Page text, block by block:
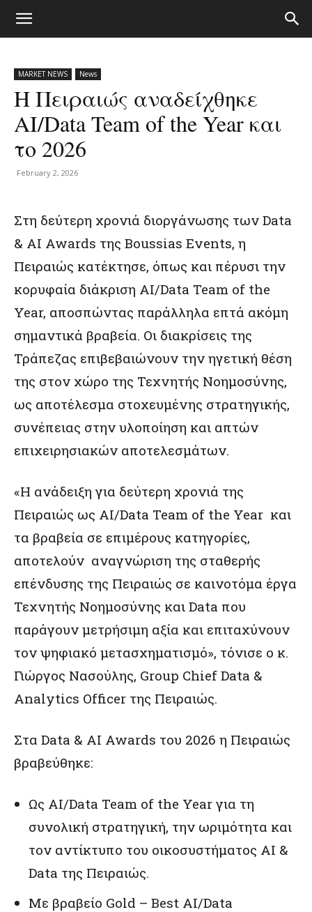
MARKET NEWS News
H Πειραιώς αναδείχθηκε
AI/Data Team of the Year και
το 2026
February 2, 2026
Στη δεύτερη χρονιά διοργάνωσης των Data
& AI Awards της Boussias Events, η
Πειραιώς κατέκτησε, όπως και πέρυσι την
κορυφαία διάκριση AI/Data Team of the
Year, αποσπώντας παράλληλα επτά ακόμη
σημαντικά βραβεία. Οι διακρίσεις της
Τράπεζας επιβεβαιώνουν την ηγετική θέση
της στον χώρο της Τεχνητής Νοημοσύνης,
ως αποτέλεσμα στοχευμένης στρατηγικής,
συνέπειας στην υλοποίηση και απτών
επιχειρησιακών αποτελεσμάτων.
«H ανάδειξη για δεύτερη χρονιά της
Πειραιώς ως AI/Data Team of the Year και
τα βραβεία σε επιμέρους κατηγορίες,
αποτελούν αναγνώριση της σταθερής
επένδυσης της Πειραιώς σε καινοτόμα έργα
Τεχνητής Νοημοσύνης και Data που
παράγουν μετρήσιμη αξία και επιταχύνουν
τον ψηφιακό μετασχηματισμό», τόνισε ο κ.
Γιώργος Νασούλης, Group Chief Data &
Analytics Οfficer της Πειραιώς.
Στα Data & AI Awards του 2026 η Πειραιώς
βραβεύθηκε:
Ως AI/Data Team of the Year για τη
συνολική στρατηγική, την ωριμότητα και
τον αντίκτυπο του οικοσυστήματος AI &
Data της Πειραιώς.
Με βραβείο Gold – Best AI/Data